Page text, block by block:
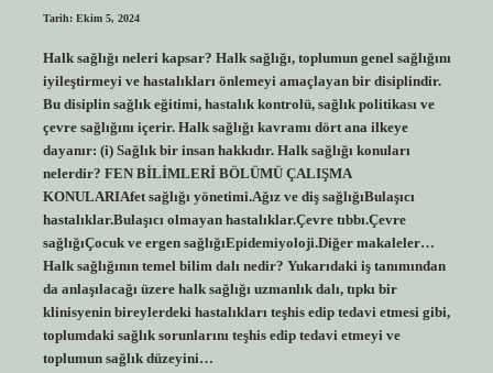
Tarih: Ekim 5, 2024
Halk sağlığı neleri kapsar? Halk sağlığı, toplumun genel sağlığını
iyileştirmeyi ve hastalıkları önlemeyi amaçlayan bir disiplindir.
Bu disiplin sağlık eğitimi, hastalık kontrolü, sağlık politikası ve
çevre sağlığını içerir. Halk sağlığı kavramı dört ana ilkeye
dayanır: (i) Sağlık bir insan hakkıdır. Halk sağlığı konuları
nelerdir? FEN BİLİMLERİ BÖLÜMÜ ÇALIŞMA
KONULARIAfet sağlığı yönetimi.Ağız ve diş sağlığıBulaşıcı
hastalıklar.Bulaşıcı olmayan hastalıklar.Çevre tıbbı.Çevre
sağlığıÇocuk ve ergen sağlığıEpidemiyoloji.Diğer makaleler…
Halk sağlığının temel bilim dalı nedir? Yukarıdaki iş tanımından
da anlaşılacağı üzere halk sağlığı uzmanlık dalı, tıpkı bir
klinisyenin bireylerdeki hastalıkları teşhis edip tedavi etmesi gibi,
toplumdaki sağlık sorunlarını teşhis edip tedavi etmeyi ve
toplumun sağlık düzeyini…